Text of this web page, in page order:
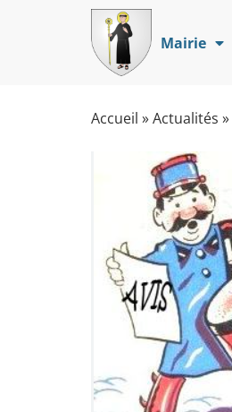
Mairie
Accueil »Actualités »